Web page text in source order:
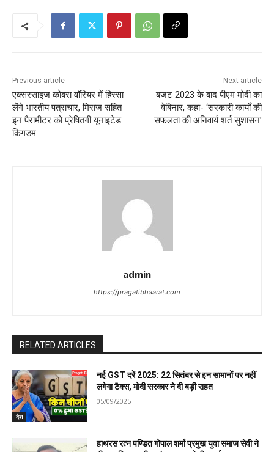
Previous article
एक्सरसाइज कोबरा वॉरियर में हिस्सा
लेंगे भारतीय पत्राचार, मिराज सहित
इन पैरामीटर को प्रेषितगी यूनाइटेड
किंगडम
Next article
बजट 2023 के बाद पीएम मोदी का
वेबिनार, कहा- ‘सरकारी कार्यों की
सफलता की अनिवार्य शर्त सुशासन’
admin
https://pragatibhaarat.com
RELATED ARTICLES
देश
नई GST दरें 2025: 22 सितंबर से इन सामानों पर नहीं
लगेगा टैक्स, मोदी सरकार ने दी बड़ी राहत
05/09/2025
हाथरस रत्न पण्डित गोपाल शर्मा प्रमुख युवा समाज सेवी ने